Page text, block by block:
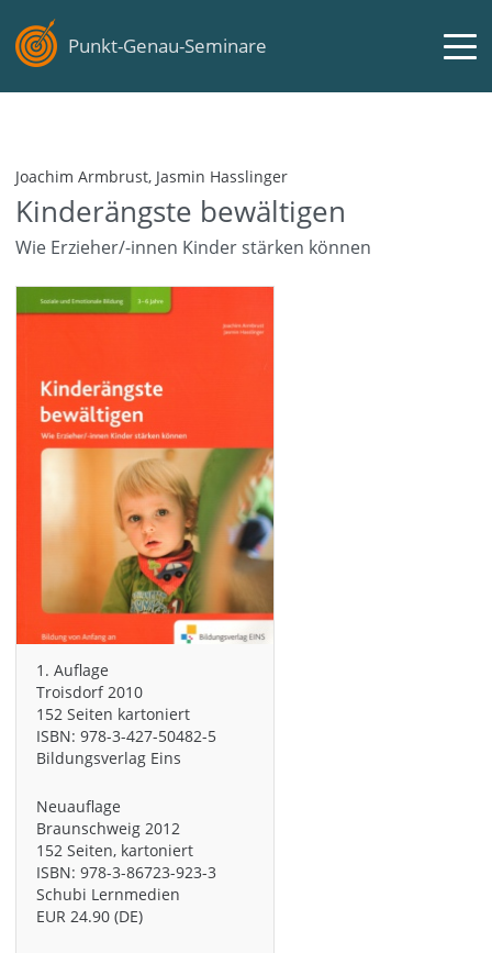
Punkt-Genau-Seminare
Joachim Armbrust, Jasmin Hasslinger
Kinderängste bewältigen
Wie Erzieher/-innen Kinder stärken können
1. Auflage
Troisdorf 2010
152 Seiten kartoniert
ISBN: 978-3-427-50482-5
Bildungsverlag Eins
Neuauflage
Braunschweig 2012
152 Seiten, kartoniert
ISBN: 978-3-86723-923-3
Schubi Lernmedien
EUR 24.90 (DE)